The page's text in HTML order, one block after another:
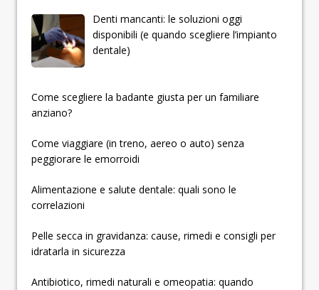
Denti mancanti: le soluzioni oggi
disponibili (e quando scegliere l’impianto
dentale)
­­­­­Come scegliere la badante giusta per un familiare
anziano?
Come viaggiare (in treno, aereo o auto) senza
peggiorare le emorroidi
Alimentazione e salute dentale: quali sono le
correlazioni
Pelle secca in gravidanza: cause, rimedi e consigli per
idratarla in sicurezza
Antibiotico, rimedi naturali e omeopatia: quando